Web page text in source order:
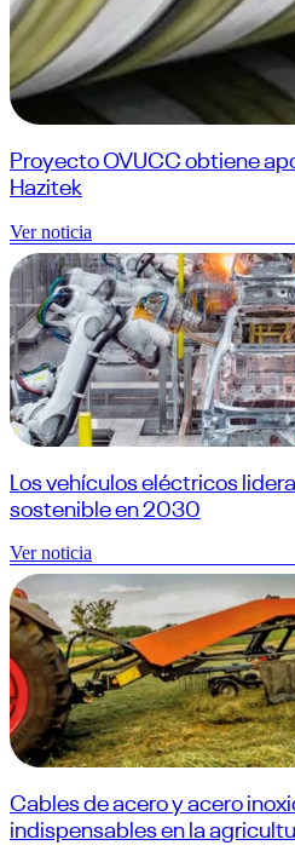
Proyecto OVUCC obtiene
Hazitek
Ver noticia
Los vehículos eléctricos
sostenible en 2030
Ver noticia
Cables de acero y acero
indispensables en la